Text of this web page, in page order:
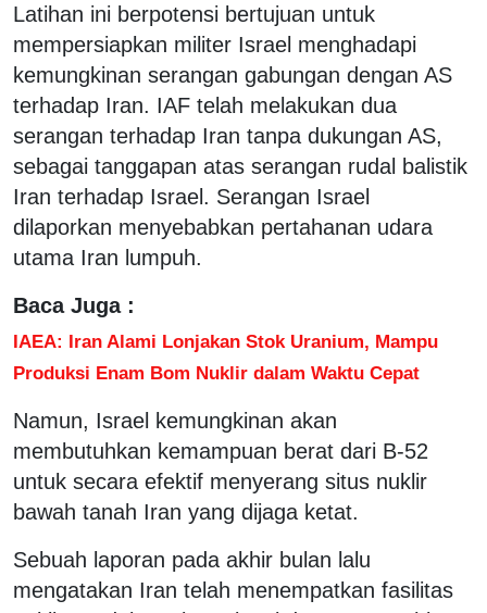
Latihan ini berpotensi bertujuan untuk
mempersiapkan militer Israel menghadapi
kemungkinan serangan gabungan dengan AS
terhadap Iran. IAF telah melakukan dua
serangan terhadap Iran tanpa dukungan AS,
sebagai tanggapan atas serangan rudal balistik
Iran terhadap Israel. Serangan Israel
dilaporkan menyebabkan pertahanan udara
utama Iran lumpuh.
Baca Juga :
IAEA: Iran Alami Lonjakan Stok Uranium, Mampu
Produksi Enam Bom Nuklir dalam Waktu Cepat
Namun, Israel kemungkinan akan
membutuhkan kemampuan berat dari B-52
untuk secara efektif menyerang situs nuklir
bawah tanah Iran yang dijaga ketat.
Sebuah laporan pada akhir bulan lalu
mengatakan Iran telah menempatkan fasilitas